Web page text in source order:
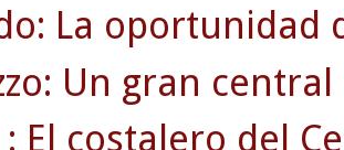
La oportunidad
Un gran
: El costalero del